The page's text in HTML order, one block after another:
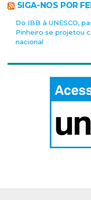
SIGA-NOS POR
Do IBB à UNESCO,
Pinheiro se projetou
nacional